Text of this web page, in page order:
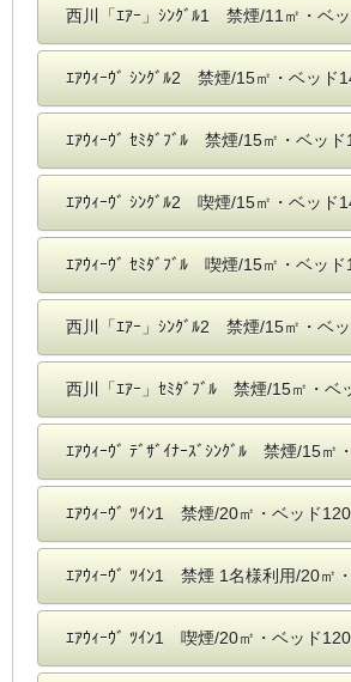
西川「ｴｱｰ」ｼﾝｸﾞﾙ1 禁煙/11㎡・ベ
ｴｱｳｨｰｳﾞ ｼﾝｸﾞﾙ2 禁煙/15㎡・ベッド
ｴｱｳｨｰｳﾞ ｾﾐﾀﾞﾌﾞﾙ 禁煙/15㎡・ベッド
ｴｱｳｨｰｳﾞ ｼﾝｸﾞﾙ2 喫煙/15㎡・ベッド
ｴｱｳｨｰｳﾞ ｾﾐﾀﾞﾌﾞﾙ 喫煙/15㎡・ベッド
西川「ｴｱｰ」ｼﾝｸﾞﾙ2 禁煙/15㎡・ベ
西川「ｴｱｰ」ｾﾐﾀﾞﾌﾞﾙ 禁煙/15㎡・ベ
ｴｱｳｨｰｳﾞ ﾃﾞｻﾞｲﾅｰｽﾞｼﾝｸﾞﾙ 禁煙/15㎡
ｴｱｳｨｰｳﾞ ﾂｲﾝ1 禁煙/20㎡・ベッド
ｴｱｳｨｰｳﾞ ﾂｲﾝ1 禁煙 1名様利用/20㎡
ｴｱｳｨｰｳﾞ ﾂｲﾝ1 喫煙/20㎡・ベッド